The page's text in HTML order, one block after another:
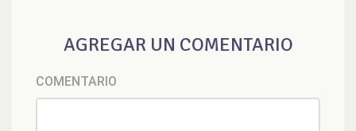
AGREGAR UN COMENTARIO
COMENTARIO